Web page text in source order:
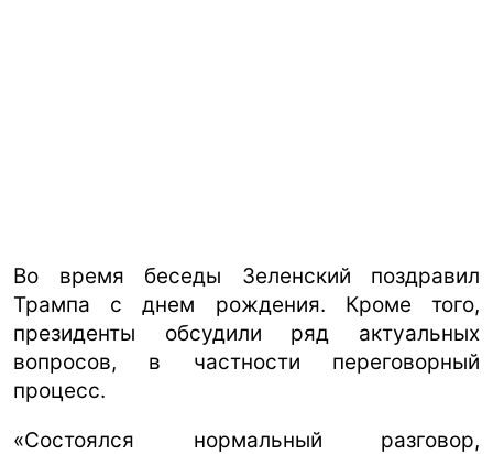
Во время беседы Зеленский поздравил
Трампа с днем рождения. Кроме того,
президенты обсудили ряд актуальных
вопросов, в частности переговорный
процесс.
«Состоялся нормальный разговор,